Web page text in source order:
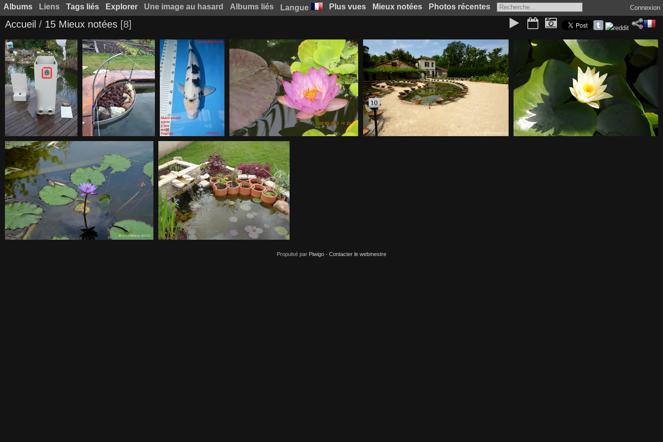
Albums Liens Tags liés Explorer Une image au hasard Albums liés Langue Plus vues Mieux notées Photos récentes Connexion
Accueil / 15 Mieux notées 8
(4.50) P1200197 (4.50) IMG 0772 2
(4.50) 12134 all
ws1014832539
(4.50) Nymphaea Siam Purple 1
Propulsé par Piwigo - Contacter le webmestre